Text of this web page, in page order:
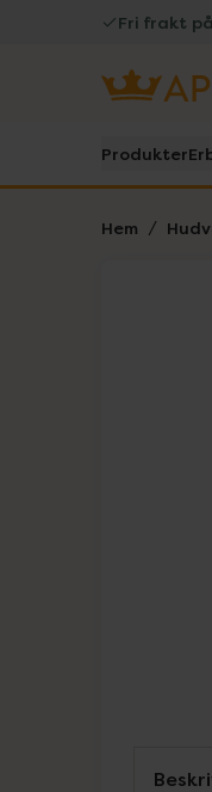
Fri frakt
Produkter
Hem